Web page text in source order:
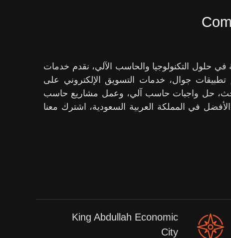
التكنولوجيا والحاسب الآلي، نقدم خدمات
جوال، خدمات التسويق الإلكتروني على
حل واجبات حاسب آلي، وعمل مشاريع حاسب
في المملكة العربية السعودية، اشترك معنا
King Abdullah Economic
City